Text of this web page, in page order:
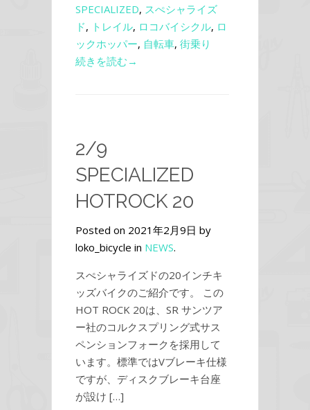
SPECIALIZED, スぺシャライズ
ド, トレイル, ロコバイシクル, ロ
ックホッパー, 自転車, 街乗り
続きを読む→
2/9
SPECIALIZED
HOTROCK 20
Posted on 2021年2月9日 by
loko_bicycle in NEWS.
スぺシャライズドの20インチキ
ッズバイクのご紹介です。 この
HOT ROCK 20は、SR サンツア
ー社のコルクスプリング式サス
ペンションフォークを採用して
います。標準ではVブレーキ仕様
ですが、ディスクブレーキ台座
が設け […]